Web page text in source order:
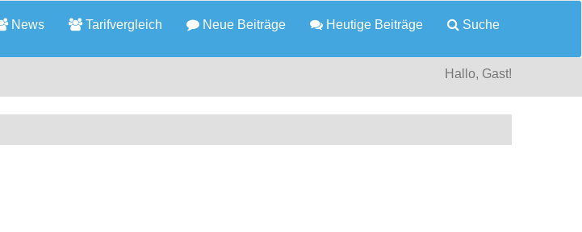
News Tarifvergleich Neue Beiträge Heutige Beiträge Suche
Hallo, Gast!